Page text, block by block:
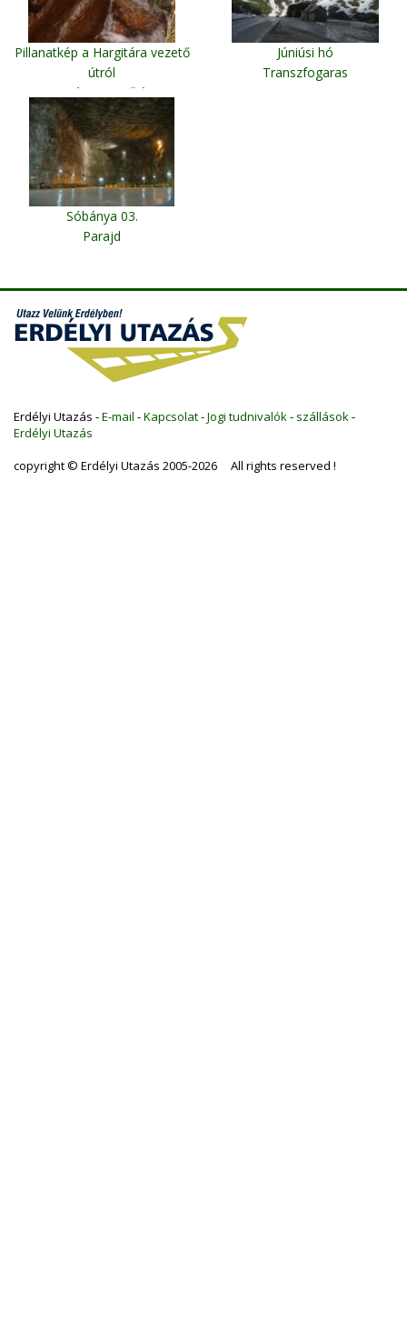
Pillanatkép a Hargitára vezető
útról
Hargitára vezető úton
2005.08.04-én
Júniúsi hó
Transzfogaras
Sóbánya 03.
Parajd
Erdélyi Utazás -E-mail -Kapcsolat-Jogi tudnivalók- szállások-
Erdélyi Utazás
copyright © Erdélyi Utazás 2005-2026 All rights reserved !